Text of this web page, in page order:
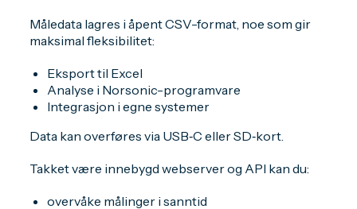
Måledata lagres i åpent CSV-format, noe som gir
maksimal fleksibilitet:
Eksport til Excel
Analyse i Norsonic-programvare
Integrasjon i egne systemer
Data kan overføres via USB‑C eller SD‑kort.
Takket være innebygd webserver og API kan du:
overvåke målinger i sanntid